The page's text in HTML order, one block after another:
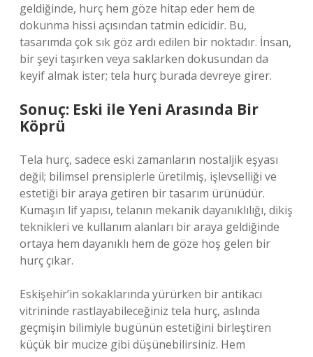
geldiğinde, hurç hem göze hitap eder hem de
dokunma hissi açısından tatmin edicidir. Bu,
tasarımda çok sık göz ardı edilen bir noktadır. İnsan,
bir şeyi taşırken veya saklarken dokusundan da
keyif almak ister; tela hurç burada devreye girer.
Sonuç: Eski ile Yeni Arasında Bir
Köprü
Tela hurç, sadece eski zamanların nostaljik eşyası
değil; bilimsel prensiplerle üretilmiş, işlevselliği ve
estetiği bir araya getiren bir tasarım ürünüdür.
Kumaşın lif yapısı, telanın mekanik dayanıklılığı, dikiş
teknikleri ve kullanım alanları bir araya geldiğinde
ortaya hem dayanıklı hem de göze hoş gelen bir
hurç çıkar.
Eskişehir’in sokaklarında yürürken bir antikacı
vitrininde rastlayabileceğiniz tela hurç, aslında
geçmişin bilimiyle bugünün estetiğini birleştiren
küçük bir mucize gibi düşünebilirsiniz. Hem